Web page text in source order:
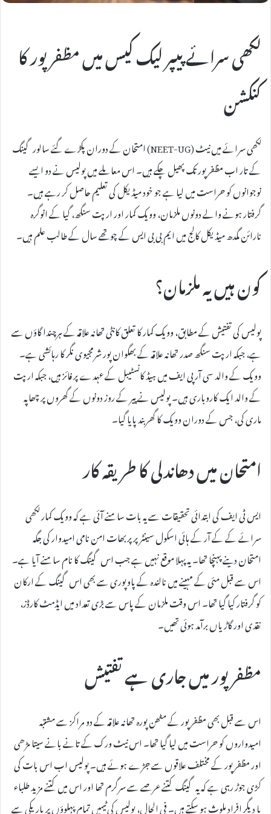
لکھی سرائے پیپر لیک کیس میں مظفرپور کا
کنکشن
لکھی سرائے میں نیٹ (NEET-UG) امتحان کے دوران پکڑے گئے سالور گینگ
کے تار اب مظفرپور تک پھیل چکے ہیں۔ اس معاملے میں پولیس نے دو ایسے
نوجوانوں کو حراست میں لیا ہے جو خود میڈیکل کی تعلیم حاصل کر رہے ہیں۔
گرفتار ہونے والے دونوں ملزمان، وویک کمار اور ارپت سنگھ، گیا کے انوگرہ
نارائن مگدھ میڈیکل کالج میں ایم بی بی ایس کے چوتھے سال کے طالب علم ہیں۔
کون ہیں یہ ملزمان؟
پولیس کی تفتیش کے مطابق، وویک کمار کا تعلق کانٹی تھانہ علاقہ کے ہرچندا گاؤں سے
ہے، جبکہ ارپت سنگھ صدر تھانہ علاقہ کے بھگوان پور شرمجیوی نگر کا رہائشی ہے۔
وویک کے والد سی آر پی ایف میں ہیڈ کانسٹیبل کے عہدے پر فائز ہیں، جبکہ ارپت
کے والد ایک کاروباری ہیں۔ پولیس نے پیر کے روز دونوں کے گھروں پر چھاپہ
ماری کی، جس کے دوران وویک کا گھر بند پایا گیا۔
امتحان میں دھاندلی کا طریقہ کار
ایس ٹی ایف کی ابتدائی تحقیقات سے یہ بات سامنے آئی ہے کہ وویک کمار لکھی
سرائے کے کے آر کے ہائی اسکول سینٹر پر پربھات امن نامی امیدوار کی جگہ
امتحان دینے پہنچا تھا۔ یہ پہلا موقع نہیں ہے جب اس گینگ کا نام سامنے آیا ہے۔
اس سے قبل مئی کے مہینے میں نالندہ کے پاوپوری سے بھی اس گینگ کے ارکان
کو گرفتار کیا گیا تھا۔ اس وقت ملزمان کے پاس سے بڑی تعداد میں ایڈمٹ کارڈز،
نقدی اور گاڑیاں برآمد ہوئی تھیں۔
مظفرپور میں جاری ہے تفتیش
اس سے قبل بھی مظفرپور کے مٹھن پورہ تھانہ علاقہ کے دو مراکز سے مشتبہ
امیدواروں کو حراست میں لیا گیا تھا۔ اس نیٹ ورک کے تانے بانے سیتا مڑھی
اور مظفرپور کے مختلف علاقوں سے جڑے ہوئے ہیں۔ پولیس اب اس بات کی
کڑی جوڑ رہی ہے کہ یہ گینگ کتنے عرصے سے سرگرم تھا اور اس میں کتنے مزید طلباء
یا دیگر افراد ملوث ہو سکتے ہیں۔ فی الحال، پولیس کی ٹیمیں تمام پہلوؤں پر باریکی سے